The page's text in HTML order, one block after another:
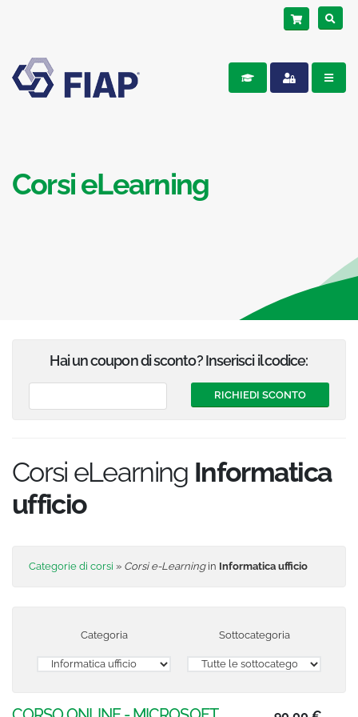
Corsi eLearning
Hai un coupon di sconto? Inserisci il codice:
Corsi eLearning Informatica
ufficio
Categorie di corsi » Corsi e-Learningin Informatica ufficio
Categoria Sottocategoria